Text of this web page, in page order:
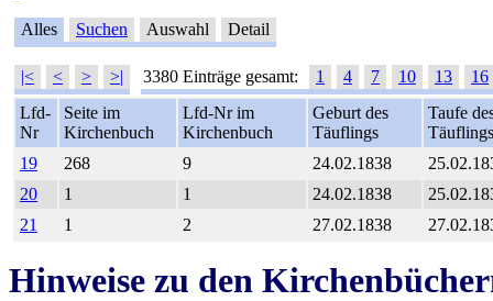
Alles Suchen Auswahl Detail
|< < > >| 3380 Einträge gesamt: 1 4 7 10 13
16
Lfd-
Nr
Seite im
Kirchenbuch
Lfd-Nr im
Kirchenbuch
Geburt des
Täuflings
Taufe
Täuflings
19
268 9 24.02.1838
20
1 1 24.02.1838
21
1 2 27.02.1838
Hinweise zu den